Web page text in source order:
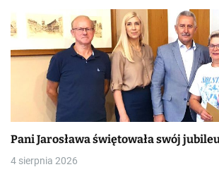
Pani Jarosława świętowała swój
4 sierpnia 2026